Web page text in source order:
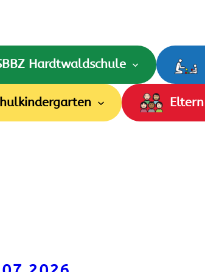
Hardtwaldschule
Eltern